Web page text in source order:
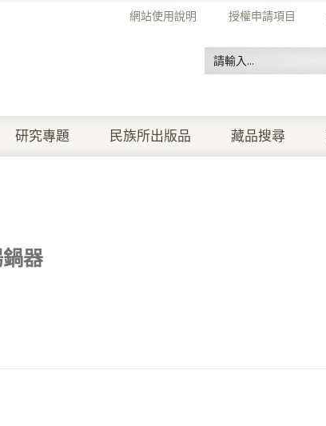
網站使用說明 授權申請項目
研究專題 民族所出版品 藏品搜尋
器